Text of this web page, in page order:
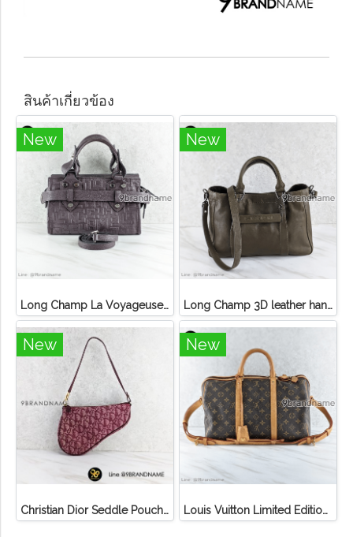
สินค้าเกี่ยวข้อง
New
Long Champ La Voyageuse Bag Leather
New
Long Champ 3D leather handbag
New
Christian Dior Seddle Pouch Accessory Hand Bag
New
Louis Vuitton Limited Edition Monogram Canvas Sofia Coppola SC Bag